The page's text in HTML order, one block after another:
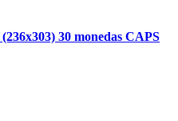
30 monedas CAPS